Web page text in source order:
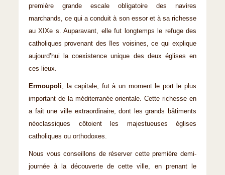
première grande escale obligatoire des navires
marchands, ce qui a conduit à son essor et à sa richesse
au XIXe s. Auparavant, elle fut longtemps le refuge des
catholiques provenant des îles voisines, ce qui explique
aujourd’hui la coexistence unique des deux églises en
ces lieux.
Ermoupoli, la capitale, fut à un moment le port le plus
important de la méditerranée orientale. Cette richesse en
a fait une ville extraordinaire, dont les grands bâtiments
néoclassiques côtoient les majestueuses églises
catholiques ou orthodoxes.
Nous vous conseillons de réserver cette première demi-
journée à la découverte de cette ville, en prenant le